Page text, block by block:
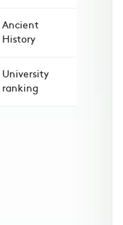
Ancient
History
University
ranking